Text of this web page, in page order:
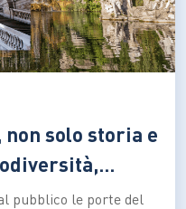
non solo storia e
pubblico le porte del